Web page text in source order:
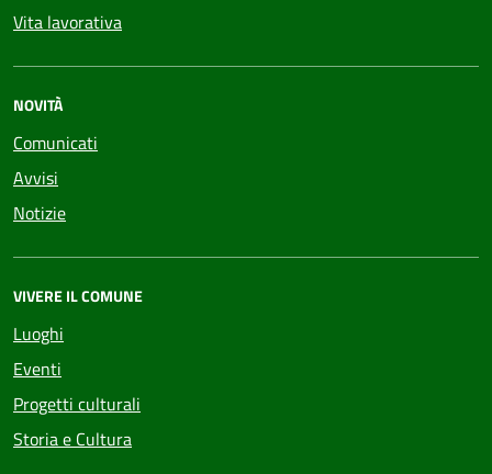
Vita lavorativa
NOVITÀ
Comunicati
Avvisi
Notizie
VIVERE IL COMUNE
Luoghi
Eventi
Progetti culturali
Storia e Cultura